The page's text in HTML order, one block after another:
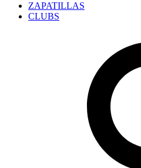
ZAPATILLAS
CLUBS